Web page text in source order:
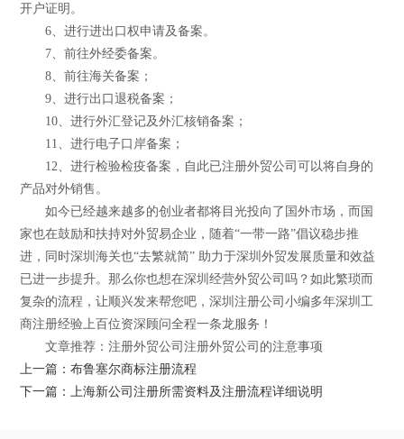
开户证明。
6、进行进出口权申请及备案。
7、前往外经委备案。
8、前往海关备案；
9、进行出口退税备案；
10、进行外汇登记及外汇核销备案；
11、进行电子口岸备案；
12、进行检验检疫备案，自此已注册外贸公司可以将自身的
产品对外销售。
如今已经越来越多的创业者都将目光投向了国外市场，而国
家也在鼓励和扶持对外贸易企业，随着“一带一路”倡议稳步推
进，同时深圳海关也“去繁就简” 助力于深圳外贸发展质量和效益
已进一步提升。那么你也想在深圳经营外贸公司吗？如此繁琐而
复杂的流程，让顺兴发来帮您吧，深圳注册公司小编多年深圳工
商注册经验上百位资深顾问全程一条龙服务！
文章推荐：注册外贸公司注册外贸公司的注意事项
上一篇：布鲁塞尔商标注册流程
下一篇：上海新公司注册所需资料及注册流程详细说明